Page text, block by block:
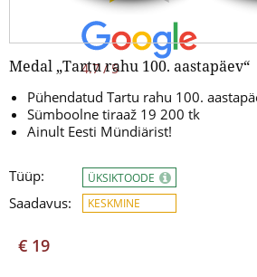
4.7 / 5
Medal „Tartu rahu 100. aastapäev“
Pühendatud Tartu rahu 100.
Sümboolne tiraaž 19 200 tk
Ainult Eesti Mündiärist!
Tüüp:
Saadavus:
ÜKSIKTOODE
KESKMINE
€ 19